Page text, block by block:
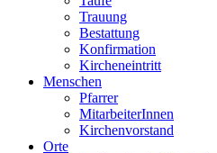
Trauung
Bestattung
Konfirmation
Kircheneintritt
Menschen
Pfarrer
MitarbeiterInnen
Kirchenvorstand
Orte